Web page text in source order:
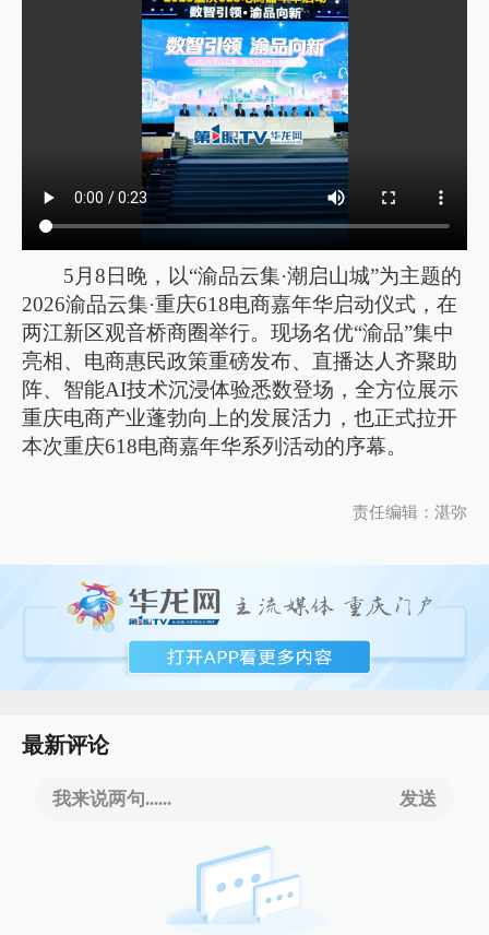
5月8日晚，以“渝品云集·潮启山城”为主题的
2026渝品云集·重庆618电商嘉年华启动仪式，在
两江新区观音桥商圈举行。现场名优“渝品”集中
亮相、电商惠民政策重磅发布、直播达人齐聚助
阵、智能AI技术沉浸体验悉数登场，全方位展示
重庆电商产业蓬勃向上的发展活力，也正式拉开
本次重庆618电商嘉年华系列活动的序幕。
责任编辑：湛弥
最新评论
我来说两句...... 发送